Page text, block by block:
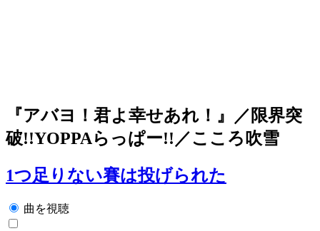
『アバヨ！君よ幸せあれ！』／限界突
破!!YOPPAらっぱー!!／こころ吹雪
1つ足りない賽は投げられた
曲を視聴